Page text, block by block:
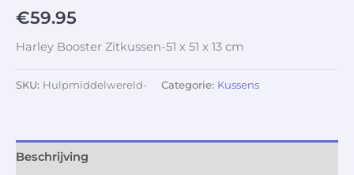
€59.95
Harley Booster Zitkussen-51 x 51 x 13 cm
SKU: Hulpmiddelwereld- Categorie: Kussens
Beschrijving